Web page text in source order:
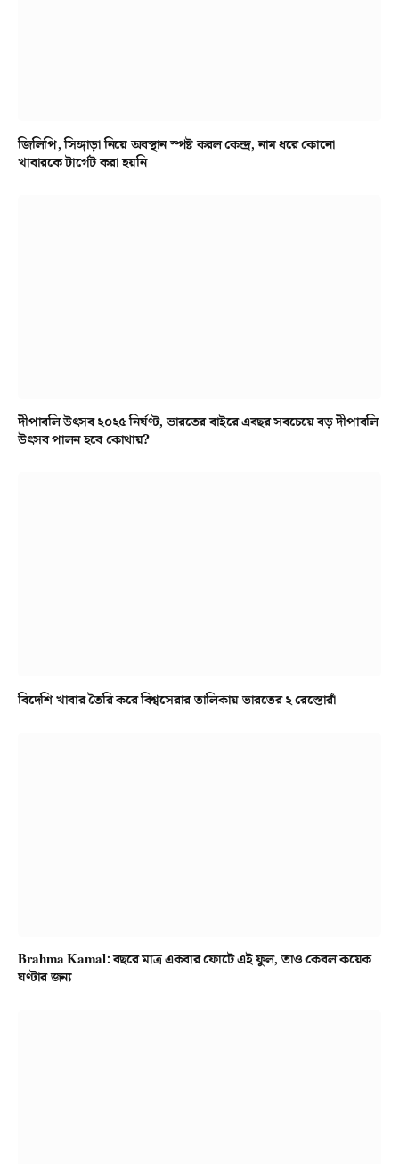
জিলিপি, সিঙ্গাড়া নিয়ে অবস্থান স্পষ্ট করল কেন্দ্র, নাম ধরে কোনো
খাবারকে টার্গেট করা হয়নি
দীপাবলি উৎসব ২০২৫ নির্ঘণ্ট, ভারতের বাইরে এবছর সবচেয়ে বড় দীপাবলি
উৎসব পালন হবে কোথায়?
বিদেশি খাবার তৈরি করে বিশ্বসেরার তালিকায় ভারতের ২ রেস্তোরাঁ
Brahma Kamal: বছরে মাত্র একবার ফোটে এই ফুল, তাও কেবল কয়েক
ঘণ্টার জন্য